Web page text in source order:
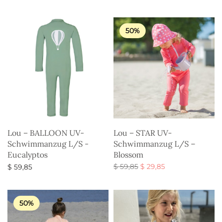
Lou – BALLOON UV-
Schwimmanzug L/S -
Eucalyptos
$ 59,85
50%
Lou – STAR UV-
Schwimmanzug L/S –
Blossom
$59,85 Ursprünglicher
$ 59,85
$ 29,85Aktueller
$ 29,85.
50%